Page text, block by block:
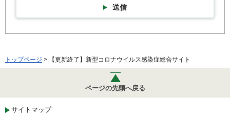
送信
トップページ > 【更新終了】新型コロナウイルス感染症総合サイト
ページの先頭へ戻る
サイトマップ